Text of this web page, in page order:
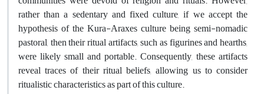
rather than a sedentary and fixed culture, if we accept the
hypothesis of the Kura-Araxes culture being semi-nomadic
pastoral, then their ritual artifacts, such as figurines and hearths,
were likely small and portable. Consequently, these artifacts
reveal traces of their ritual beliefs, allowing us to consider
ritualistic characteristics as part of this culture.